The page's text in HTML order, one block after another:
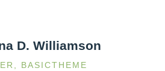
D. Williamson
BASICTHEME